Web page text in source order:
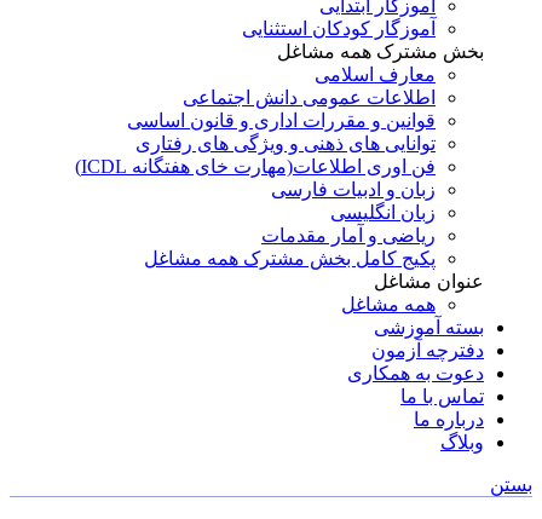
آموزگار ابتدایی
آموزگار کودکان استثنایی
بخش مشترک همه مشاغل
معارف اسلامی
اطلاعات عمومی دانش اجتماعی
قوانین و مقررات اداری و قانون اساسی
توانایی های ذهنی و ویژگی های رفتاری
فن اوری اطلاعات(مهارت خای هفتگانه ICDL)
زبان و ادبیات فارسی
زبان انگلیسی
ریاضی و آمار مقدمات
پکیج کامل بخش مشترک همه مشاغل
عنوان مشاغل
همه مشاغل
بسته آموزشی
دفترچه آزمون
دعوت به همکاری
تماس با ما
درباره ما
وبلاگ
بستن